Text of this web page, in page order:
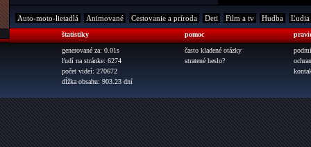
Auto-moto-lietadlá Animované Cestovanie a príroda Deti Film a tv Hudba Ľudia
štatistiky
generované za: 0.01s
ľudí na stránke: 6274
počet videí: 270672
dĺžka obsahu: 903.23 dní
pomoc
často kladené otázky
stratené heslo?